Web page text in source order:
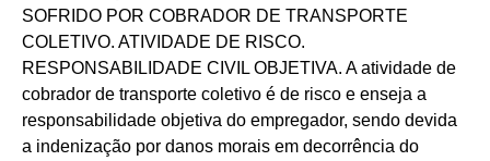
SOFRIDO POR COBRADOR DE TRANSPORTE
COLETIVO. ATIVIDADE DE RISCO.
RESPONSABILIDADE CIVIL OBJETIVA. A atividade de
cobrador de transporte coletivo é de risco e enseja a
responsabilidade objetiva do empregador, sendo devida
a indenização por danos morais em decorrência do